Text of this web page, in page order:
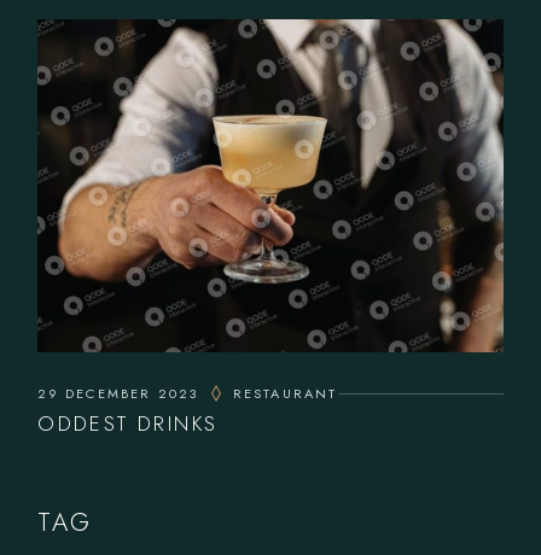
29 DECEMBER 2023 RESTAURANT
ODDEST DRINKS
TAG